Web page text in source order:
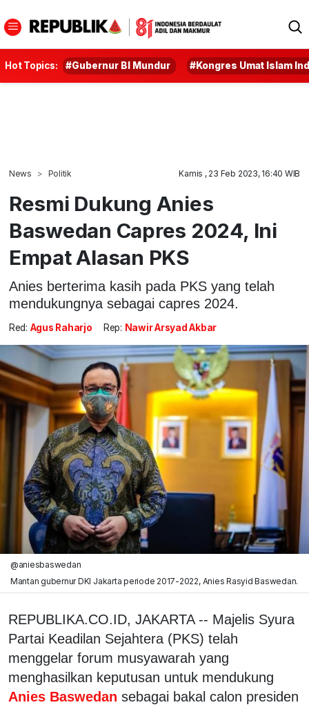
Hot Topics: #Gubernur BI Mundur #Kongres Umat Islam
News Politik Kamis , 23 Feb 2023, 16:40 WIB
Resmi Dukung Anies
Baswedan Capres 2024, Ini
Empat Alasan PKS
Anies berterima kasih pada PKS yang telah
mendukungnya sebagai capres 2024.
Red: Agus Raharjo Rep: Nawir Arsyad Akbar
@aniesbaswedan
Mantan gubernur DKI Jakarta periode 2017-2022, Anies Rasyid Baswedan.
REPUBLIKA.CO.ID, JAKARTA -- Majelis Syura
Partai Keadilan Sejahtera (PKS) telah
menggelar forum musyawarah yang
menghasilkan keputusan untuk mendukung
Anies Baswedan sebagai bakal calon presiden